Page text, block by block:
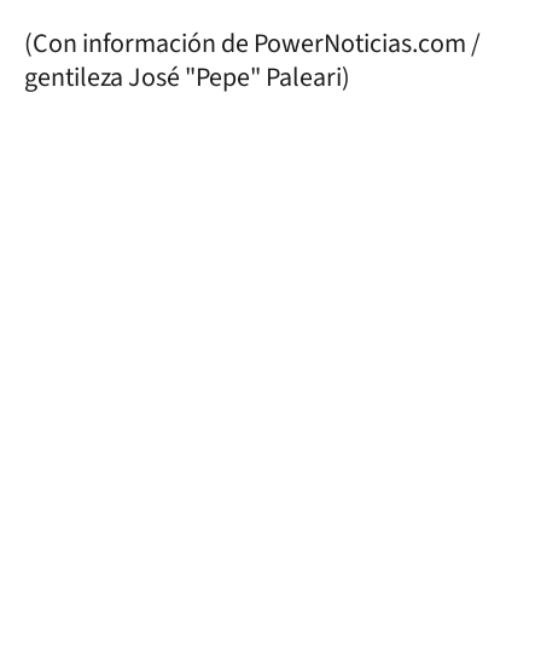
(Con información de PowerNoticias.com /
gentileza José "Pepe" Paleari)